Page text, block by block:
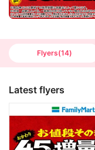
Flyers(14)
Latest flyers